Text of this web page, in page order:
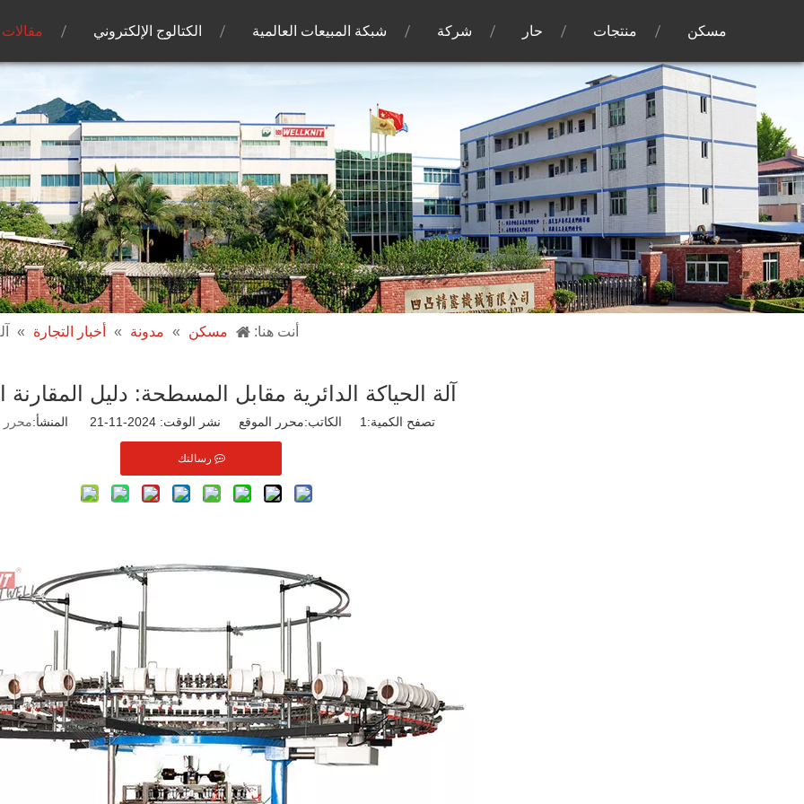
مسكن منتجات حار شركة شبكة المبيعات العالمية الكتالوج الإلكتروني مقالات
أنت هنا: مسكن » مدونة » أخبار التجارة »
آلة الحياكة الدائرية مقابل المسطحة: دليل المقارنة
تصفح الكمية: 1 الكاتب:محرر الموقع نشر الوقت: 2024-11-21 المنشأ: محرر
رسالتك